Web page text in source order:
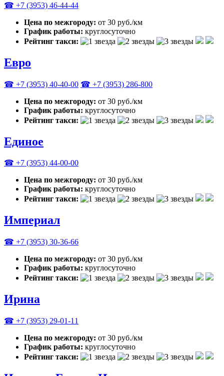
☎ +7 (3953) 46-44-44
Цена по межгороду: от 30 руб./км
График работы: круглосуточно
Рейтинг такси:
Евро
☎ +7 (3953) 40-40-00 ☎ +7 (3953) 286-800
Цена по межгороду: от 30 руб./км
График работы: круглосуточно
Рейтинг такси:
Единое
☎ +7 (3953) 44-00-00
Цена по межгороду: от 30 руб./км
График работы: круглосуточно
Рейтинг такси:
Империал
☎ +7 (3953) 30-36-66
Цена по межгороду: от 30 руб./км
График работы: круглосуточно
Рейтинг такси:
Ирина
☎ +7 (3953) 29-01-11
Цена по межгороду: от 30 руб./км
График работы: круглосуточно
Рейтинг такси: